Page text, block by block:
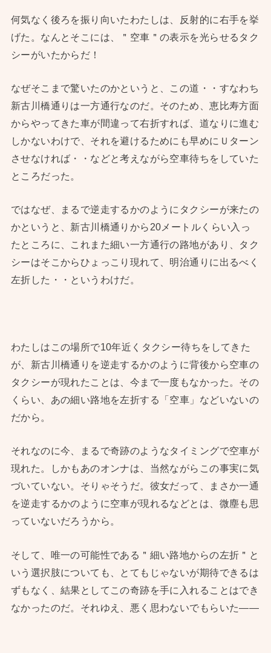
何気なく後ろを振り向いたわたしは、反射的に右手を挙
げた。なんとそこには、＂空車＂の表示を光らせるタク
シーがいたからだ！
なぜそこまで驚いたのかというと、この道・・すなわち
新古川橋通りは一方通行なのだ。そのため、恵比寿方面
からやってきた車が間違って右折すれば、道なりに進む
しかないわけで、それを避けるためにも早めにＵターン
させなければ・・などと考えながら空車待ちをしていた
ところだった。
ではなぜ、まるで逆走するかのようにタクシーが来たの
かというと、新古川橋通りから20メートルくらい入っ
たところに、これまた細い一方通行の路地があり、タク
シーはそこからひょっこり現れて、明治通りに出るべく
左折した・・というわけだ。
わたしはこの場所で10年近くタクシー待ちをしてきた
が、新古川橋通りを逆走するかのように背後から空車の
タクシーが現れたことは、今まで一度もなかった。その
くらい、あの細い路地を左折する「空車」などいないの
だから。
それなのに今、まるで奇跡のようなタイミングで空車が
現れた。しかもあのオンナは、当然ながらこの事実に気
づいていない。そりゃそうだ。彼女だって、まさか一通
を逆走するかのように空車が現れるなどとは、微塵も思
っていないだろうから。
そして、唯一の可能性である＂細い路地からの左折＂と
いう選択肢についても、とてもじゃないが期待できるは
ずもなく、結果としてこの奇跡を手に入れることはでき
なかったのだ。それゆえ、悪く思わないでもらいた——